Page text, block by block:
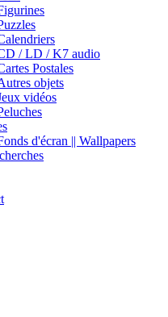
/ LD / K7 audio
Postales
objets
vidéos
d'écran || Wallpapers